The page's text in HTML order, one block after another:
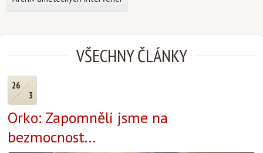
VŠECHNY ČLÁNKY
26
3
Orko: Zapomněli jsme na
bezmocnost...